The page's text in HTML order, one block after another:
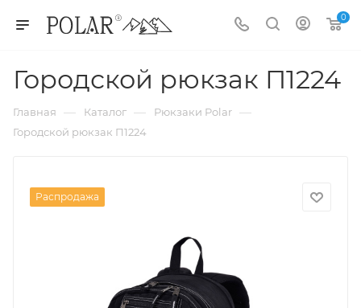
0
Городской рюкзак П1224
Главная — Каталог — Рюкзаки Polar —
Городской рюкзак П1224
Распродажа